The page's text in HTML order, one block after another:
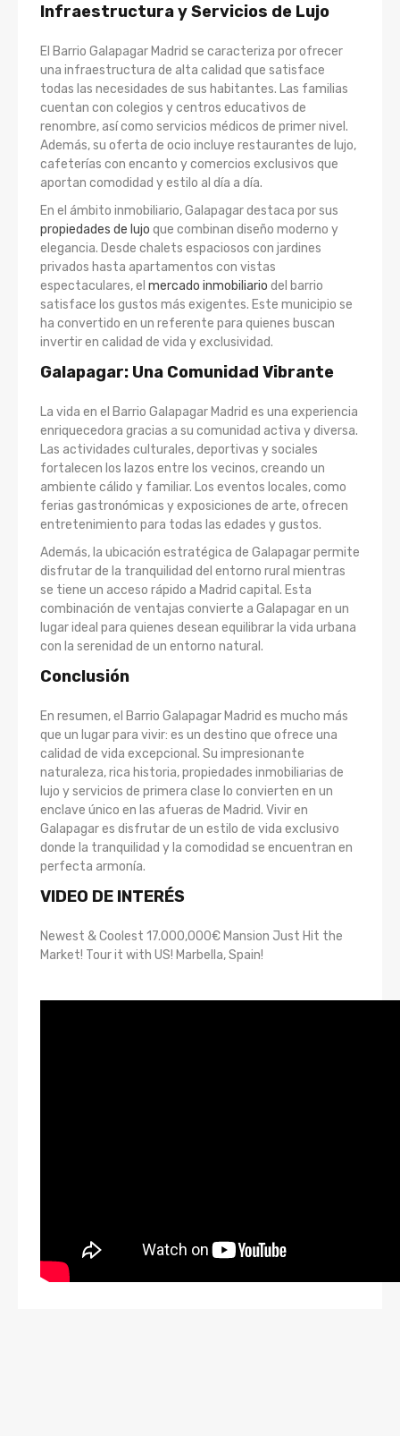
Infraestructura y Servicios de Lujo
El Barrio Galapagar Madrid se caracteriza por ofrecer
una infraestructura de alta calidad que satisface
todas las necesidades de sus habitantes. Las familias
cuentan con colegios y centros educativos de
renombre, así como servicios médicos de primer nivel.
Además, su oferta de ocio incluye restaurantes de lujo,
cafeterías con encanto y comercios exclusivos que
aportan comodidad y estilo al día a día.
En el ámbito inmobiliario, Galapagar destaca por sus
propiedades de lujo que combinan diseño moderno y
elegancia. Desde chalets espaciosos con jardines
privados hasta apartamentos con vistas
espectaculares, el mercado inmobiliario del barrio
satisface los gustos más exigentes. Este municipio se
ha convertido en un referente para quienes buscan
invertir en calidad de vida y exclusividad.
Galapagar: Una Comunidad Vibrante
La vida en el Barrio Galapagar Madrid es una experiencia
enriquecedora gracias a su comunidad activa y diversa.
Las actividades culturales, deportivas y sociales
fortalecen los lazos entre los vecinos, creando un
ambiente cálido y familiar. Los eventos locales, como
ferias gastronómicas y exposiciones de arte, ofrecen
entretenimiento para todas las edades y gustos.
Además, la ubicación estratégica de Galapagar permite
disfrutar de la tranquilidad del entorno rural mientras
se tiene un acceso rápido a Madrid capital. Esta
combinación de ventajas convierte a Galapagar en un
lugar ideal para quienes desean equilibrar la vida urbana
con la serenidad de un entorno natural.
Conclusión
En resumen, el Barrio Galapagar Madrid es mucho más
que un lugar para vivir: es un destino que ofrece una
calidad de vida excepcional. Su impresionante
naturaleza, rica historia, propiedades inmobiliarias de
lujo y servicios de primera clase lo convierten en un
enclave único en las afueras de Madrid. Vivir en
Galapagar es disfrutar de un estilo de vida exclusivo
donde la tranquilidad y la comodidad se encuentran en
perfecta armonía.
VIDEO DE INTERÉS
Newest & Coolest 17.000,000€ Mansion Just Hit the
Market! Tour it with US! Marbella, Spain!